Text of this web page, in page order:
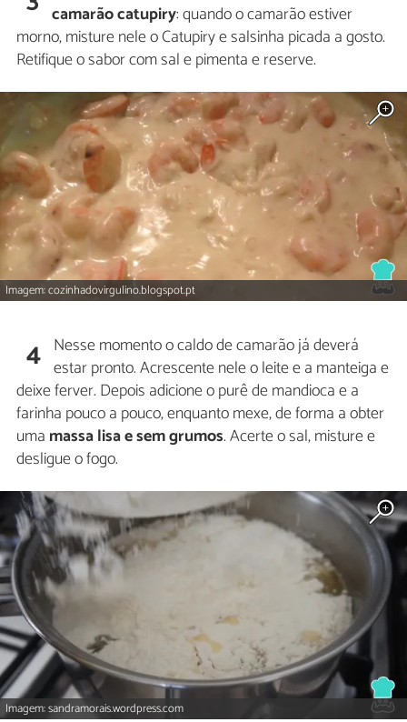
camarão catupiry: quando o camarão estiver
morno, misture nele o Catupiry e salsinha picada a gosto.
Retifique o sabor com sal e pimenta e reserve.
Imagem: cozinhadovirgulino.blogspot.pt
4 Nesse momento o caldo de camarão já deverá
estar pronto. Acrescente nele o leite e a manteiga e
deixe ferver. Depois adicione o purê de mandioca e a
farinha pouco a pouco, enquanto mexe, de forma a obter
uma massa lisa e sem grumos. Acerte o sal, misture e
desligue o fogo.
Imagem: sandramorais.wordpress.com